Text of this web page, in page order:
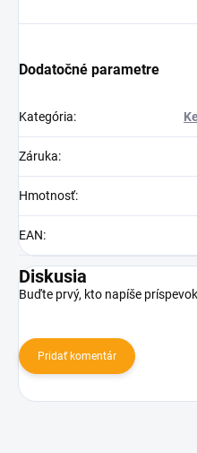
Dodatočné parametre
Kategória:
Záruka:
Hmotnosť:
EAN:
Diskusia
Buďte prvý, kto napíše
Pridať komentár